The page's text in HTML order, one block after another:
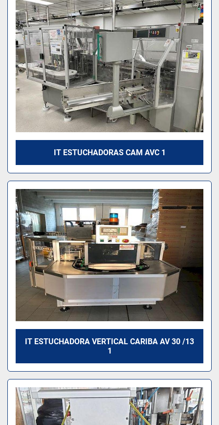
IT ESTUCHADORAS CAM AVC 1
IT ESTUCHADORA VERTICAL CARIBA AV 30 /13
1